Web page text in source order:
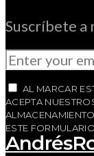
Suscríbete a
AL MARCAR
ACEPTA
ESTE FORMULARIO.